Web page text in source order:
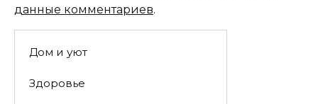
данные комментариев.
Дом и уют
Здоровье